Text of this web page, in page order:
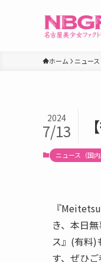
ホーム ニュース
2024
7/13
ニュース（国内
『
き、本日
ス』(有料)
す、ぜひご